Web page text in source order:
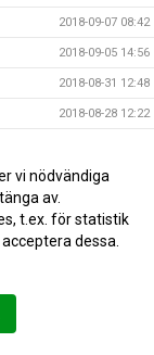
2018-09-07 08:42
2018-09-05 14:56
2018-08-31 12:48
2018-08-28 12:22
2018-08-18 15:00
2018-08-13 09:19
2018-08-09 11:29
vi nödvändiga
av.
t.ex. för statistik
dessa.